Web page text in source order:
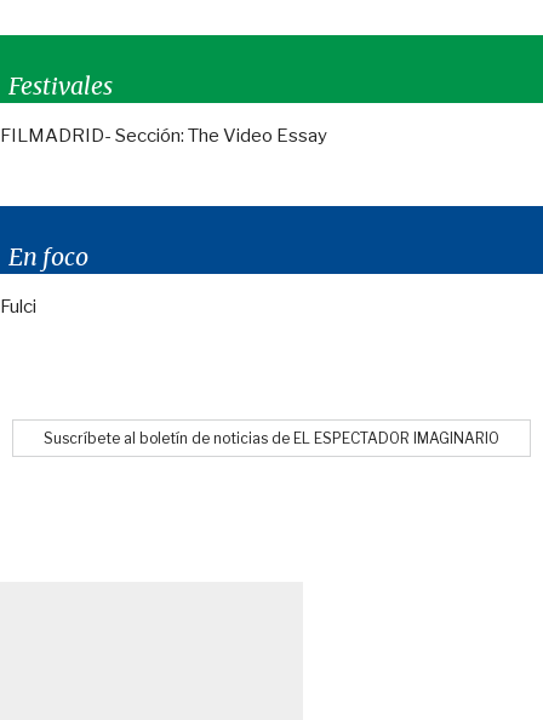
Festivales
FILMADRID- Sección: The Video Essay
En foco
Fulci
Suscríbete al boletín de noticias de EL ESPECTADOR IMAGINARIO